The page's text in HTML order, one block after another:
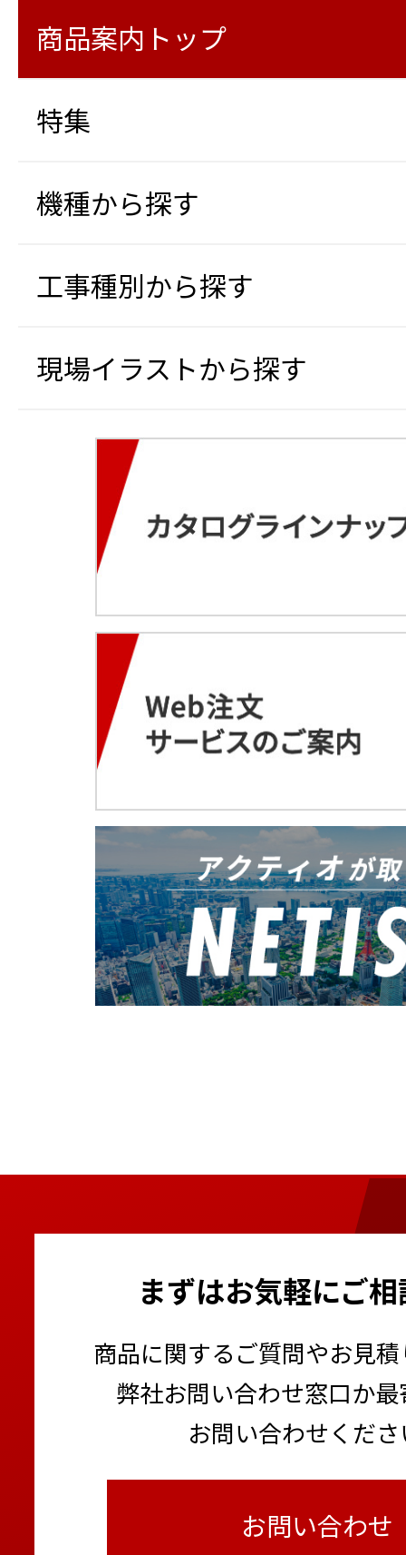
商品案内トップ
特集
機種から探す
工事種別から探す
現場イラストから探す
まずはお気軽にご
商品に関するご質問やお見
弊社お問い合わせ窓口か
お問い合わせくだ
お問い合わせ